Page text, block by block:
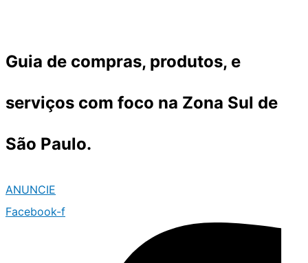
o
Guia de compras, produtos, e
serviços com foco na Zona Sul de
São Paulo.
ANUNCIE
Facebook-f